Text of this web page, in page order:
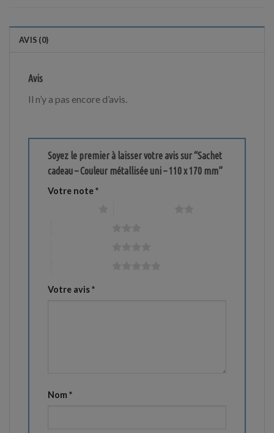
AVIS (0)
Avis
Il n’y a pas encore d’avis.
Soyez le premier à laisser votre avis sur “Sachet
cadeau – Couleur métallisée uni – 110 x 170 mm”
Votre note*
Votre avis*
Nom *